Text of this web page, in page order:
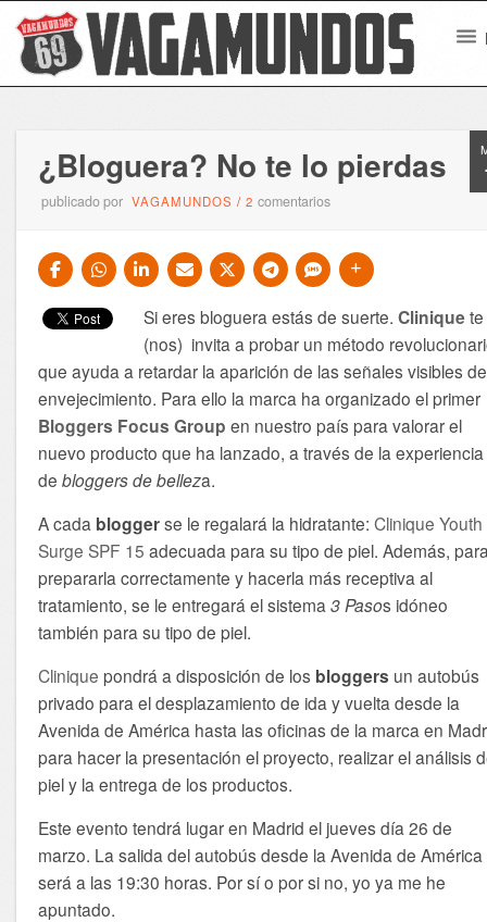
¿Bloguera? No te lo pierdas
publicado por VAGAMUNDOS /2comentarios
Si eres bloguera estás de suerte. Clinique te
(nos) invita a probar un método
que ayuda a retardar la aparición de las señales visibles de
envejecimiento. Para ello la marca ha organizado el primer
Bloggers Focus Group en nuestro país para valorar el
nuevo producto que ha lanzado, a través de la experiencia
debloggers de belleza.
A cada bloggerse le regalará la hidratante:Clinique Youth
Surge SPF 15 adecuada para su tipo de piel. Además,
prepararla correctamente y hacerla más receptiva al
tratamiento, se le entregará el sistema3 Pasos idóneo
también para su tipo de piel.
Clinique pondrá a disposición de los bloggers un autobús
privado para el desplazamiento de ida y vuelta desde la
Avenida de América hasta las oficinas de la marca en
para hacer la presentación el proyecto, realizar el análisis
piel y la entrega de los productos.
Este evento tendrá lugar en Madrid el jueves día 26 de
marzo. La salida del autobús desde la Avenida de América
será a las 19:30 horas. Por sí o por si no, yo ya me he
apuntado.